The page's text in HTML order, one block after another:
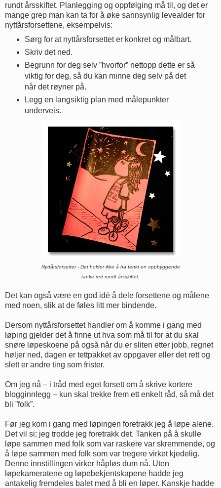
rundt årsskiftet. Planlegging og oppfølging må til, og det er
mange grep man kan ta for å øke sannsynlig levealder for
nyttårsforsettene, eksempelvis:
Sørg for at nyttårsforsettet er konkret og målbart.
Skriv det ned.
Begrunn for deg selv ”hvorfor” nettopp dette er så
viktig for deg, så du kan minne deg selv på det
når det røyner på.
Legg en langsiktig plan med målepunkter
underveis.
Nyttårsforsetter - Det holder ikke å ha tenkt en oppbyggende
tanke rett rundt årsskiftet.
Det kan også være en god idé å dele forsettene og målene
med noen, slik at de føles litt mer bindende.
Dersom nyttårsforsettet handler om å komme i gang med
løping gjelder det å finne ut hva som må til for at du skal
snøre løpeskoene på også når du er sliten etter jobb, regnet
høljer ned, dagen er tettpakket av oppgaver eller det rett og
slett er andre ting som frister.
Om jeg nå – i tråd med eget forsett om å skrive kortere
blogginnlegg – kun skal trekke frem ett enkelt råd, så må det
bli ”folk”.
Før jeg kom i gang med løpingen foretrakk jeg å løpe alene.
Det vil si; jeg trodde jeg foretrakk det. Tanken på å skulle
løpe sammen med folk som var raskere var skremmende, og
å løpe sammen med folk som var tregere virket kjedelig.
Denne innstillingen virker håpløs dum nå. Uten
løpekameratene og løpebekjentskapene hadde jeg
antakelig fremdeles balet med å bli en løper. Kanskje hadde